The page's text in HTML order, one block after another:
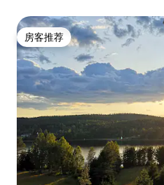
房客推荐
房客推荐